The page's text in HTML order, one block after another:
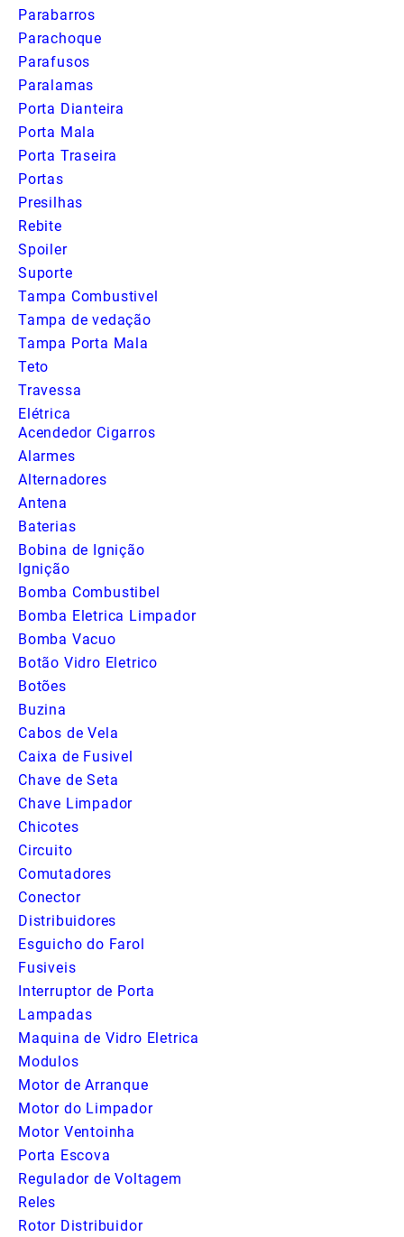
Parabarros
Parachoque
Parafusos
Paralamas
Porta Dianteira
Porta Mala
Porta Traseira
Portas
Presilhas
Rebite
Spoiler
Suporte
Tampa Combustivel
Tampa de vedação
Tampa Porta Mala
Teto
Travessa
Elétrica
Acendedor Cigarros
Alarmes
Alternadores
Antena
Baterias
Bobina de Ignição
Ignição
Bomba Combustibel
Bomba Eletrica Limpador
Bomba Vacuo
Botão Vidro Eletrico
Botões
Buzina
Cabos de Vela
Caixa de Fusivel
Chave de Seta
Chave Limpador
Chicotes
Circuito
Comutadores
Conector
Distribuidores
Esguicho do Farol
Fusiveis
Interruptor de Porta
Lampadas
Maquina de Vidro Eletrica
Modulos
Motor de Arranque
Motor do Limpador
Motor Ventoinha
Porta Escova
Regulador de Voltagem
Reles
Rotor Distribuidor